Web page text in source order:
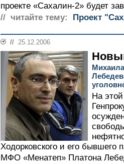
проекте «Сахалин-2» будет
// читайте тему:
Проект
// 25.12.2006
На
Ходорковского и его бывшего
МФО «Менатеп» Платона